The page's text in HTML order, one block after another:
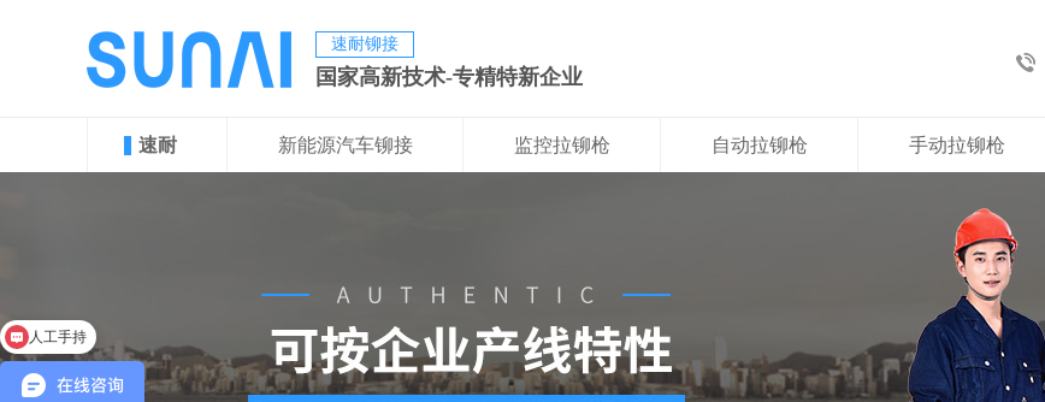
速耐铆接
国家高新技术-专精特新企业
速耐 新能源汽车铆接 监控拉铆枪 自动拉铆枪 手动拉铆枪
人工手持